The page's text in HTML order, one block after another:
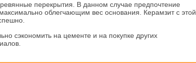
перекрытия. В данном случае предпочтение
облегчающим вес основания. Керамзит с этой
сэкономить на цементе и на покупке других